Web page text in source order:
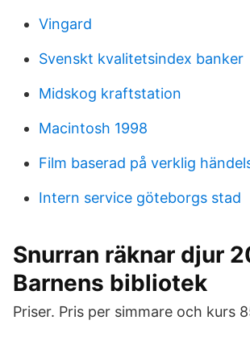
Vingard
Svenskt kvalitetsindex banker
Midskog kraftstation
Macintosh 1998
Film baserad på verklig
Intern service göteborgs stad
Snurran räknar djur
Barnens bibliotek
Priser. Pris per simmare och kurs